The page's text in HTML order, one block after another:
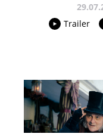
Trailer